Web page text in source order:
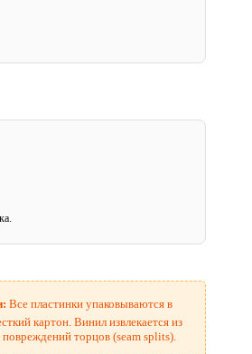
Все пластинки упаковываются в
картон. Винил извлекается из
торцов (seam splits).